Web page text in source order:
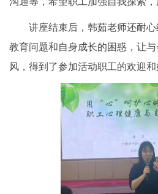
讲座结束后，韩茹老师还耐
教育问题和自身成长的困惑，让
风，得到了参加活动职工的欢迎和